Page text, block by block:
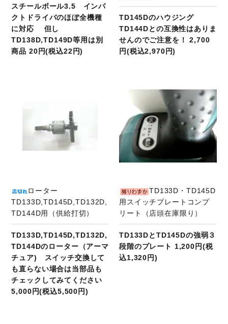
スチールボール3.5 インパ
クトドライバのほぼ全機種
に対応 但し
TD138D,TD149D等用は別
商品 20円(税込22円)
TD145Dのハウジング
TD144Dとの互換性はありま
せんのでご注意を！ 2,700
円(税込2,970円)
ローター
TD133D,TD145D,TD132D,
TD144D用（供給打切）
TD133D,TD145D,TD132D,
TD144Dのローター（アーマ
チュア) スイッチ交換して
も直らない場合は当部品も
チェックしてみてください
5,000円(税込5,500円)
TD133D・TD145D
用スイッチプレートコンプ
リート（店頭在庫限り）
TD133DとTD145Dの強弱３
段階のプレート 1,200円(税
込1,320円)